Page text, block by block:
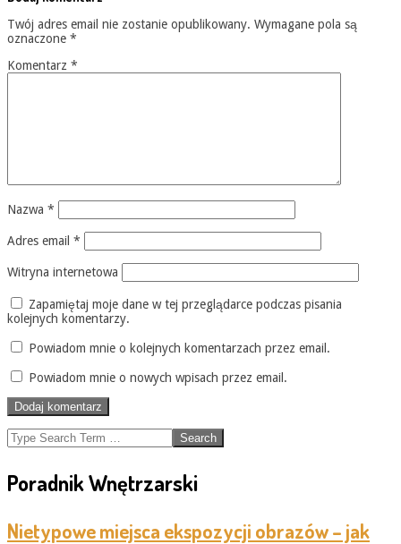
Twój adres email nie zostanie opublikowany. Wymagane pola są
oznaczone *
Komentarz *
Nazwa *
Adres email *
Witryna internetowa
Zapamiętaj moje dane w tej przeglądarce podczas pisania
kolejnych komentarzy.
Powiadom mnie o kolejnych komentarzach przez email.
Powiadom mnie o nowych wpisach przez email.
Search
Poradnik Wnętrzarski
Nietypowe miejsca ekspozycji obrazów – jak